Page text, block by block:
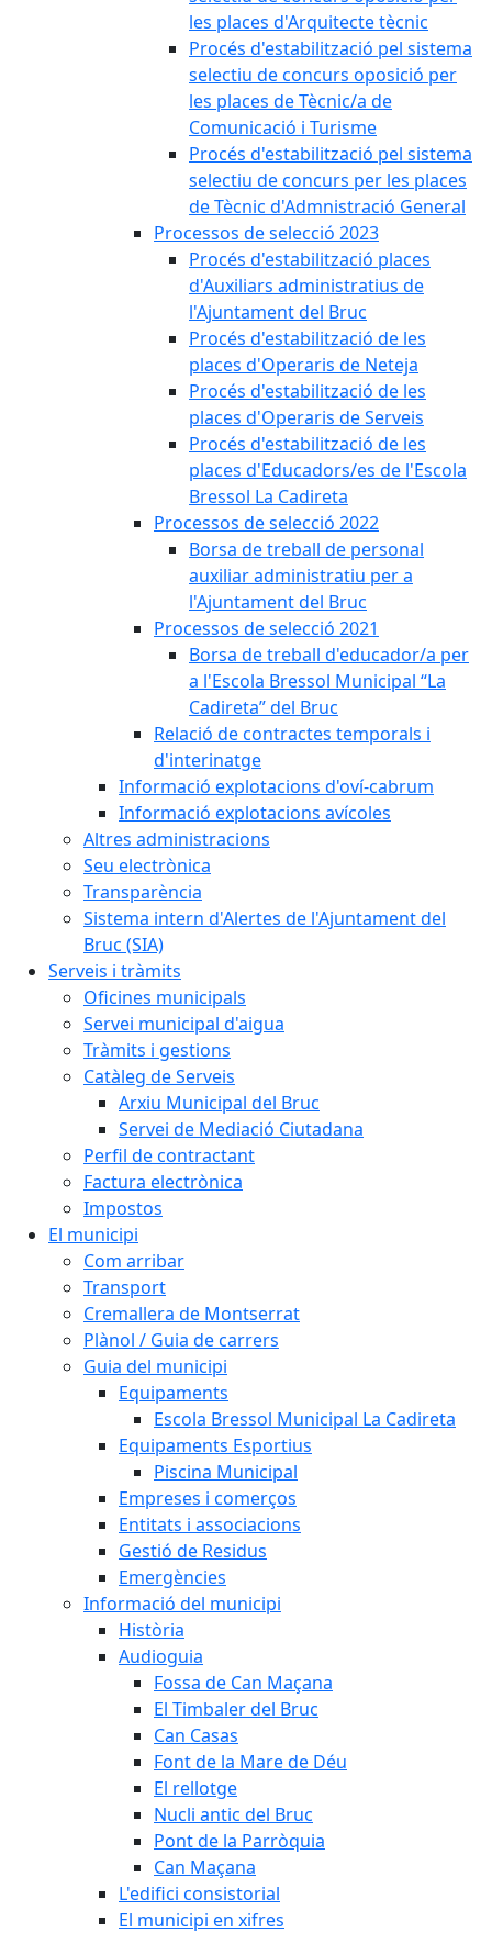
les places d'Arquitecte tècnic
Procés d'estabilització pel sistema
selectiu de concurs oposició per
les places de Tècnic/a de
Comunicació i Turisme
Procés d'estabilització pel sistema
selectiu de concurs per les places
de Tècnic d'Admnistració General
Processos de selecció 2023
Procés d'estabilització places
d'Auxiliars administratius de
l'Ajuntament del Bruc
Procés d'estabilització de les
places d'Operaris de Neteja
Procés d'estabilització de les
places d'Operaris de Serveis
Procés d'estabilització de les
places d'Educadors/es de l'Escola
Bressol La Cadireta
Processos de selecció 2022
Borsa de treball de personal
auxiliar administratiu per a
l'Ajuntament del Bruc
Processos de selecció 2021
Borsa de treball d'educador/a per
a l'Escola Bressol Municipal “La
Cadireta” del Bruc
Relació de contractes temporals i
d'interinatge
Informació explotacions d'oví-cabrum
Informació explotacions avícoles
Altres administracions
Seu electrònica
Transparència
Sistema intern d'Alertes de l'Ajuntament del
Bruc (SIA)
Serveis i tràmits
Oficines municipals
Servei municipal d'aigua
Tràmits i gestions
Catàleg de Serveis
Arxiu Municipal del Bruc
Servei de Mediació Ciutadana
Perfil de contractant
Factura electrònica
Impostos
El municipi
Com arribar
Transport
Cremallera de Montserrat
Plànol / Guia de carrers
Guia del municipi
Equipaments
Escola Bressol Municipal La Cadireta
Equipaments Esportius
Piscina Municipal
Empreses i comerços
Entitats i associacions
Gestió de Residus
Emergències
Informació del municipi
Història
Audioguia
Fossa de Can Maçana
El Timbaler del Bruc
Can Casas
Font de la Mare de Déu
El rellotge
Nucli antic del Bruc
Pont de la Parròquia
Can Maçana
L'edifici consistorial
El municipi en xifres